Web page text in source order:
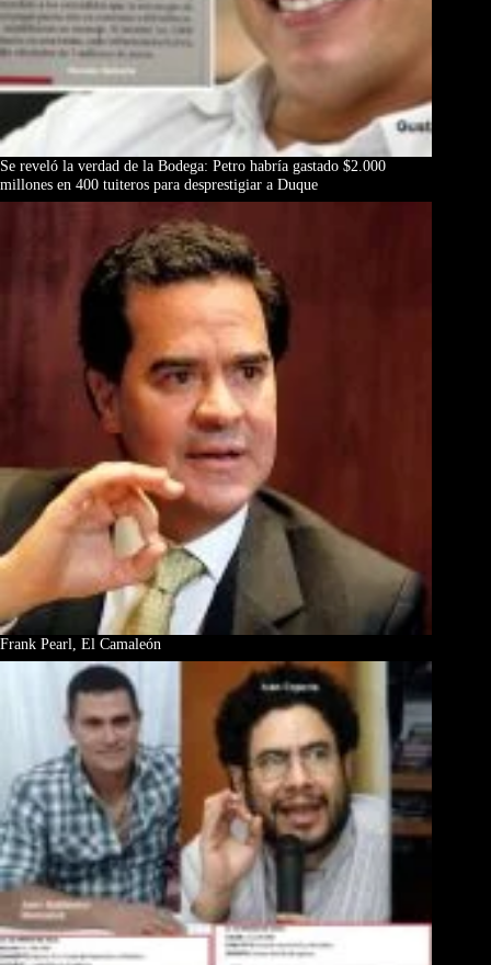
Se reveló la verdad de la Bodega: Petro habría gastado $2.000
millones en 400 tuiteros para desprestigiar a Duque
Frank Pearl, El Camaleón